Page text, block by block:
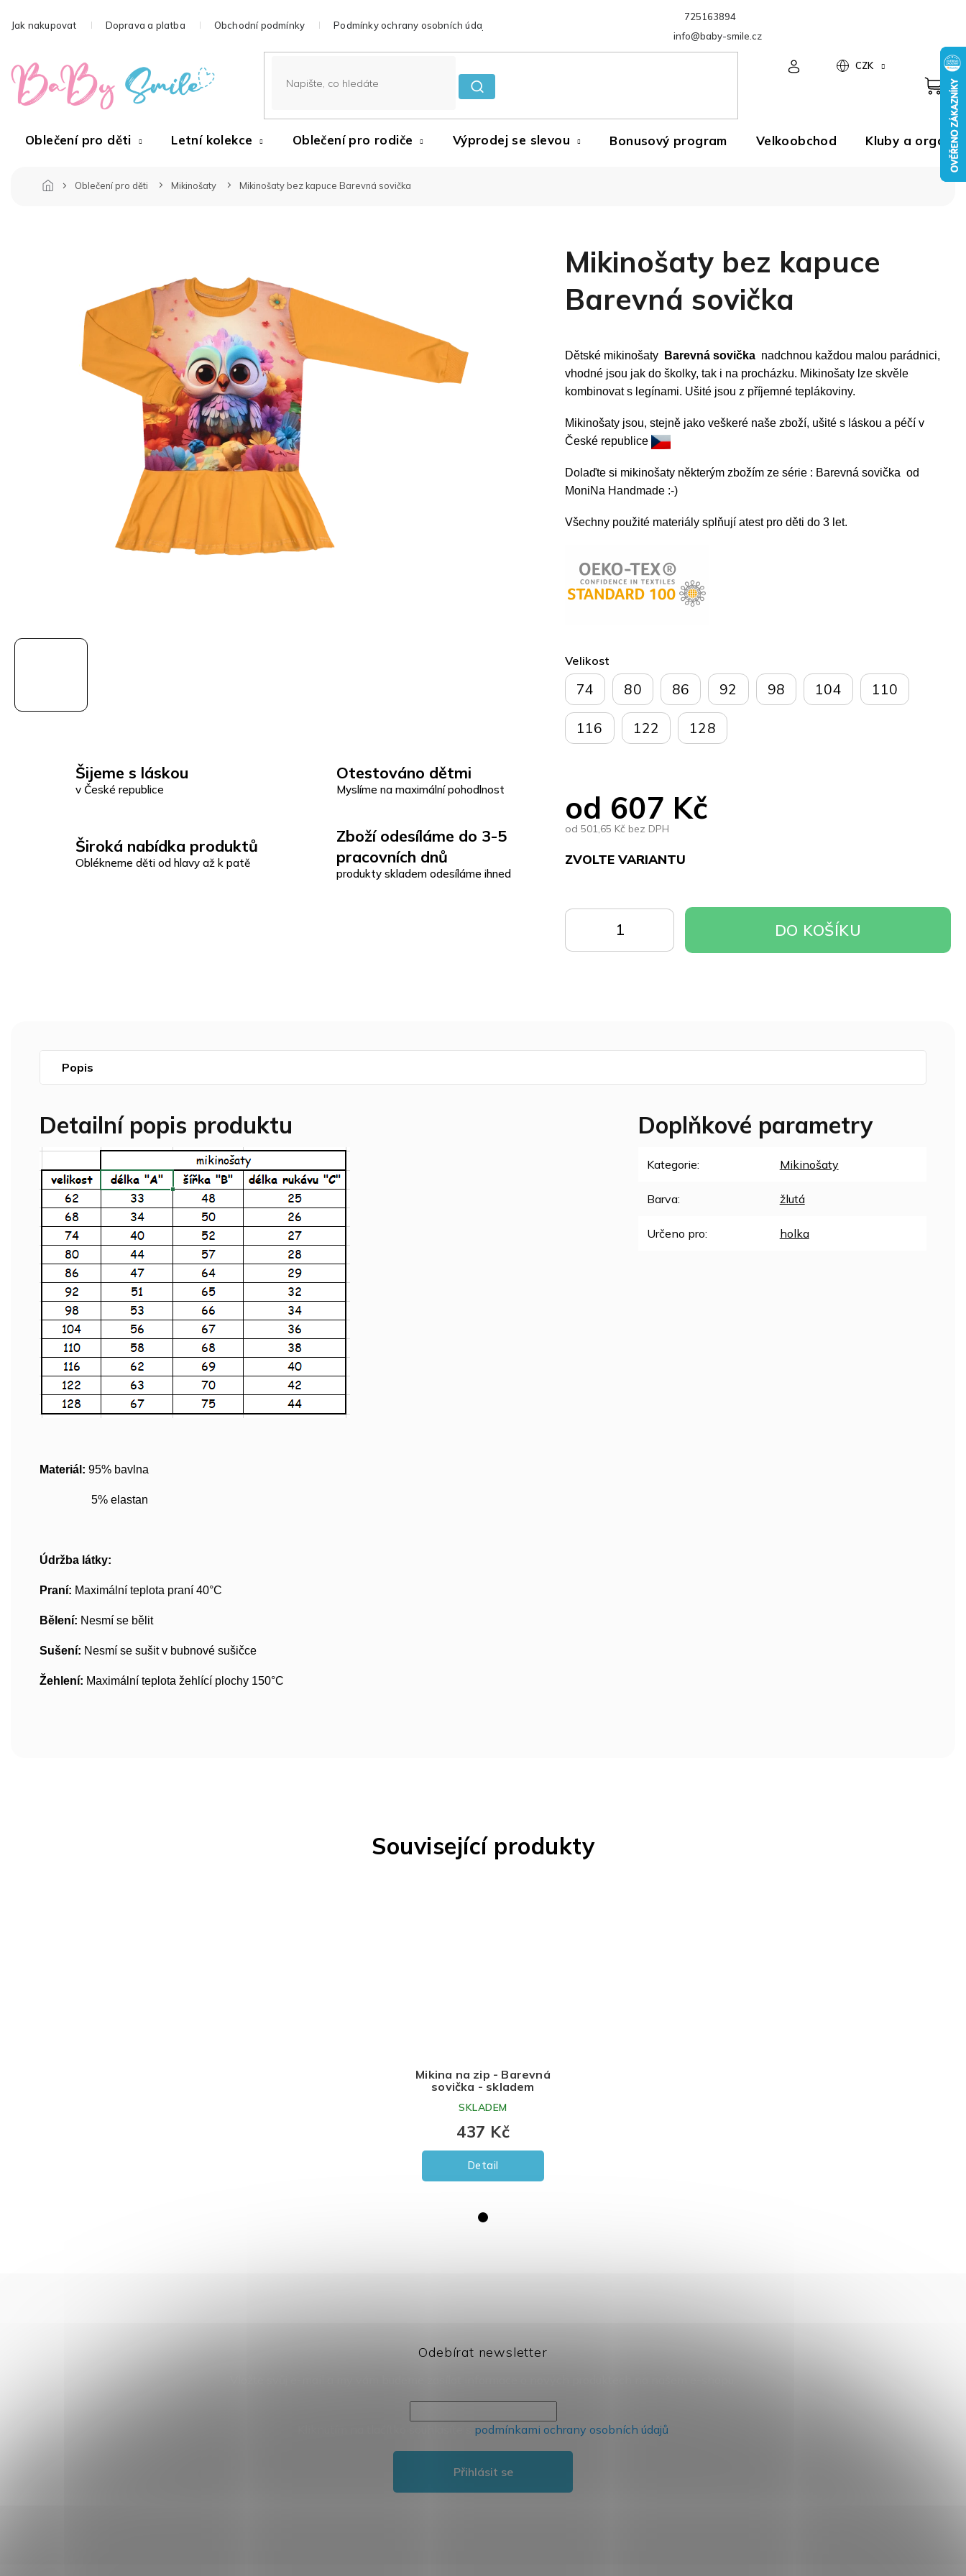
na
725163894
info@baby-smile.cz
Jak nakupovat Doprava a platba Obchodní podmínky Podmínky ochrany osobních údajů
CZK
Oblečení pro děti Letní kolekce Oblečení pro rodiče Výprodej se slevou Bonusový program Velkoobchod Kluby a
Oblečení pro děti Mikinošaty Mikinošaty bez kapuce Barevná sovička
Šijeme s láskou
v České republice
Otestováno dětmi
Myslíme na maximální pohodlnost
Široká nabídka produktů
Oblékneme děti od hlavy až k patě
Zboží odesíláme do 3-5
pracovních dnů
produkty skladem odesíláme ihned
Mikinošaty bez kapuce
Barevná sovička
od 607 Kč
od501,65 Kč bez DPH
ZVOLTE VARIANTU
Velikost
74 80 86 92 98 104 110
116 122 128
DO KOŠÍKU
Dětské mikinošaty Barevná sovička nadchnou každou malou parádnici,
vhodné jsou jak do školky, tak i na procházku. Mikinošaty lze skvěle
kombinovat s legínami. Ušité jsou z příjemné teplákoviny.
Mikinošaty jsou, stejně jako veškeré naše zboží, ušité s láskou a péčí v
České republice
Dolaďte si mikinošaty některým zbožím ze série : Barevná sovička od
MoniNa Handmade :-)
Všechny použité materiály splňují atest pro děti do 3 let.
Související produkty
Mikina na zip - Barevná
sovička - skladem
437 Kč
Detail
SKLADEM
Popis
Detailní popis produktu
Materiál: 95% bavlna
5% elastan
Údržba látky:
Praní: Maximální teplota praní 40°C
Bělení: Nesmí se bělit
Sušení: Nesmí se sušit v bubnové sušičce
Žehlení: Maximální teplota žehlící plochy 150°C
Doplňkové parametry
Kategorie: Mikinošaty
Barva: žlutá
Určeno pro: holka
Odebírat newsletter
podmínkami ochrany osobních údajů
Přihlásit se